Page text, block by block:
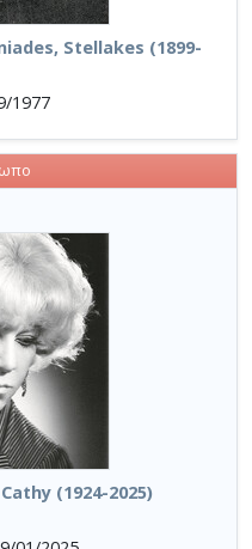
Stellakes (1899-
1977
(1924-2025)